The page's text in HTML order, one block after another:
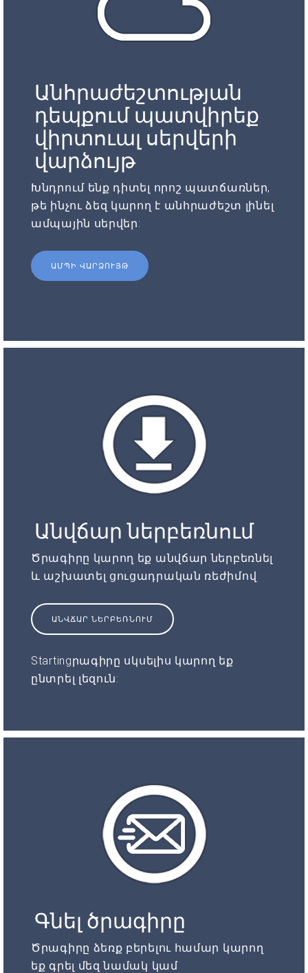
Անհրաժեշտության
դեպքում պատվիրեք
վիրտուալ սերվերի
վարձույթ
Խնդրում ենք դիտել որոշ պատճառներ,
թե ինչու ձեզ կարող է անհրաժեշտ լինել
ամպային սերվեր:
ԱՄՊԻ ՎԱՐՁՈՒՅԹ
Անվճար ներբեռնում
Ծրագիրը կարող եք անվճար ներբեռնել
և աշխատել ցուցադրական ռեժիմով
ԱՆՎՃԱՐ ՆԵՐԲԵՌՆՈՒՄ
Startingրագիրը սկսելիս կարող եք
ընտրել լեզուն:
Գնել ծրագիրը
Ծրագիրը ձեռք բերելու համար կարող
եք գրել մեզ նամակ կամ